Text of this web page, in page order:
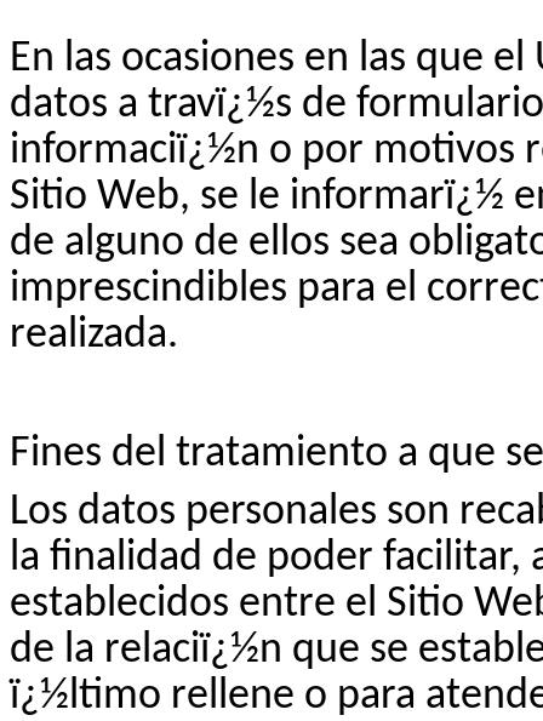
En las ocasiones en las que
datos a travï¿½s de
informaciï¿½n o por motivos
Sitio Web, se le informarï¿½
de alguno de ellos sea
imprescindibles para el
realizada.
Fines del tratamiento a que
Los datos personales son
la finalidad de poder facilitar,
establecidos entre el Sitio
de la relaciï¿½n que se
ï¿½ltimo rellene o para